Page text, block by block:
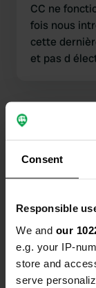
Consent
Responsible
We and our
e.g. your IP-
store and
serve
CC ne
fois nous
cette dernière est bloquée (Pas d eau
et pas d
Contact
Route
22160,
48° 23'